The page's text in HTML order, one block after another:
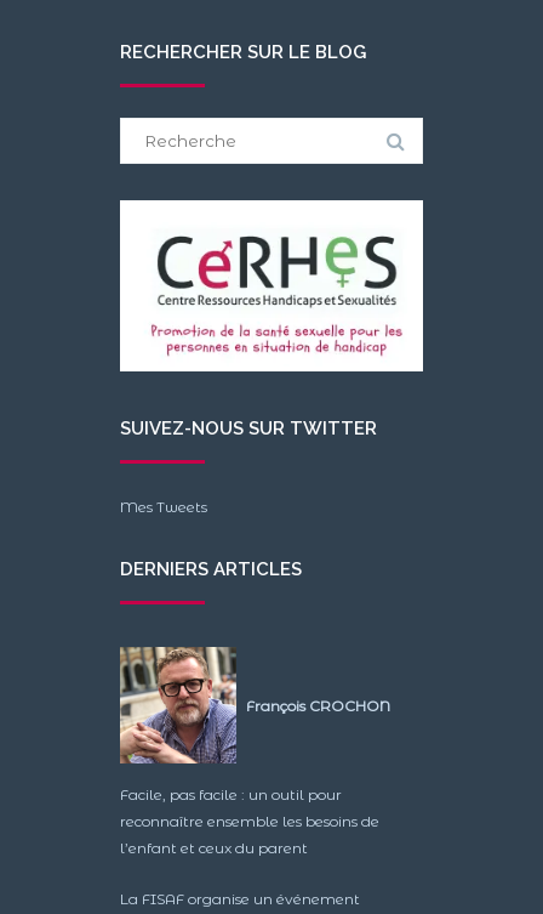
RECHERCHER SUR LE BLOG
SUIVEZ-NOUS SUR TWITTER
Mes Tweets
DERNIERS ARTICLES
François CROCHON
Facile, pas facile : un outil pour
reconnaître ensemble les besoins de
l’enfant et ceux du parent
La FISAF organise un événement